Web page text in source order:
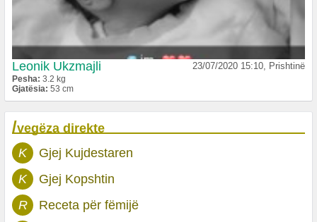
Leonik Ukzmajli 23/07/2020 15:10, Prishtinë
Pesha: 3.2 kg
Gjatësia: 53 cm
/vegëza direkte
K
Gjej Kujdestaren
K
Gjej Kopshtin
R
Receta për fëmijë